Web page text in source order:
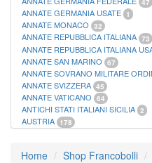
47
ANNATE GERMANIA USATE 1
ANNATE MONACO 32
ANNATE REPUBBLICA ITALIANA 73
ANNATE REPUBBLICA ITALIANA
ANNATE SAN MARINO 67
ANNATE SOVRANO MILITARE
ANNATE SVIZZERA 45
ANNATE VATICANO 64
ANTICHI STATI ITALIANI SICILIA 2
AUSTRIA 178
CASTELROSSO 10
Home Shop Francobolli